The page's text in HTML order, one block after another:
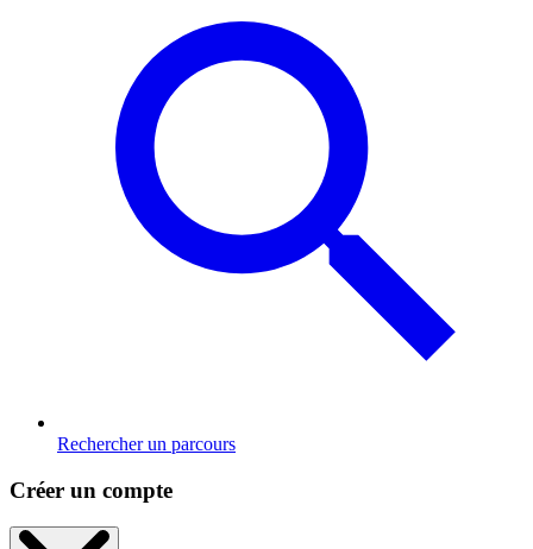
Rechercher un parcours
Créer un compte